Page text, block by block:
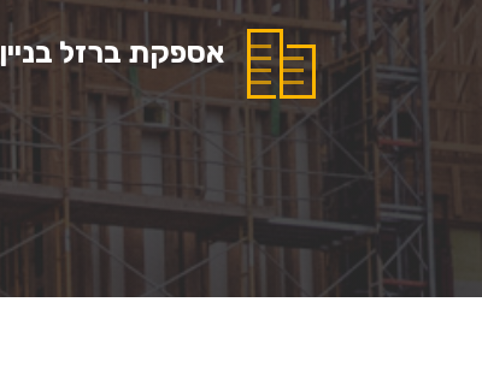
אספקת ברזל בניין בתוך 3